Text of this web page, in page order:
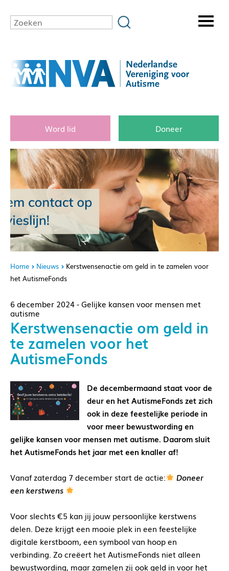
Word lid Doneer
Home Nieuws
Kerstwensenactie om geld in te zamelen voor
het AutismeFonds
6 december 2024 - Gelijke kansen voor mensen met
autisme
Kerstwensenactie om geld in
te zamelen voor het
AutismeFonds
De decembermaand staat voor de
deur en het AutismeFonds zet zich
ook in deze feestelijke periode in
voor meer bewustwording en
gelijke kansen voor mensen met autisme. Daarom sluit
het AutismeFonds het jaar met een knaller af!
Vanaf zaterdag 7 december start de actie:
Doneer
een kerstwens
Voor slechts €5 kan jij jouw persoonlijke kerstwens
delen. Deze krijgt een mooie plek in een feestelijke
digitale kerstboom, een symbool van hoop en
verbinding. Zo creëert het AutismeFonds niet alleen
bewustwording, maar zamelen zij ook geld in voor het